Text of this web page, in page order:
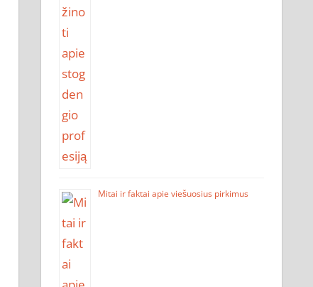
Mitai ir faktai apie viešuosius pirkimus